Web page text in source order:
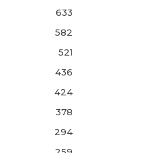
633
582
521
436
424
378
294